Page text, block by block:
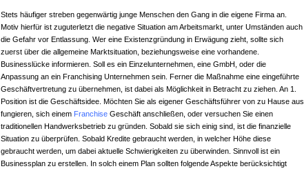
Stets häufiger streben gegenwärtig junge Menschen den Gang in die eigene Firma an.
Motiv hierfür ist zuguterletzt die negative Situation am Arbeitsmarkt, unter Umständen auch
die Gefahr vor Entlassung. Wer eine Existenzgründung in Erwägung zieht, sollte sich
zuerst über die allgemeine Marktsituation, beziehungsweise eine vorhandene.
Businesslücke informieren. Soll es ein Einzelunternehmen, eine GmbH, oder die
Anpassung an ein Franchising Unternehmen sein. Ferner die Maßnahme eine eingeführte
Geschäftvertretung zu übernehmen, ist dabei als Möglichkeit in Betracht zu ziehen. An 1.
Position ist die Geschäftsidee. Möchten Sie als eigener Geschäftsführer von zu Hause aus
fungieren, sich einem Franchise Geschäft anschließen, oder versuchen Sie einen
traditionellen Handwerksbetrieb zu gründen. Sobald sie sich einig sind, ist die finanzielle
Situation zu überprüfen. Sobald Kredite gebraucht werden, in welcher Höhe diese
gebraucht werden, um dabei aktuelle Schwierigkeiten zu überwinden. Sinnvoll ist ein
Businessplan zu erstellen. In solch einem Plan sollten folgende Aspekte berücksichtigt